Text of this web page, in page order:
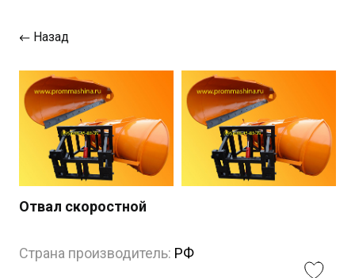
Назад
Отвал скоростной
Страна производитель: РФ